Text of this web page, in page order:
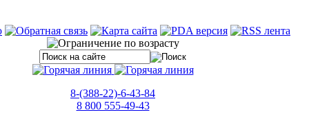
8-(388-22)-6-43-84
8 800 555-49-43